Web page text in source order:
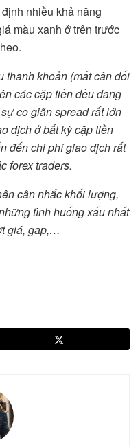
nhiều khả năng
màu xanh ở trên trước
thanh khoản (mất cân đối
các cặp tiền đều đang
co giãn spread rất lớn
dịch ở bất kỳ cặp tiền
đến chi phí giao dịch rất
forex traders.
cân nhắc khối lượng,
tình huống xấu nhất
giá, gap,…